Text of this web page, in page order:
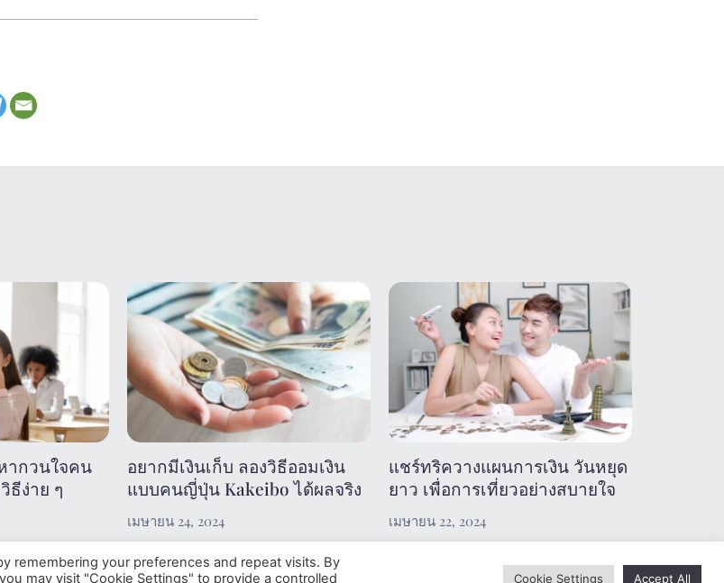
ากวนใจคน
ธีง่าย ๆ
อยากมีเงินเก็บ ลองวิธีออมเงิน
แบบคนญี่ปุ่น Kakeibo ได้ผลจริง
เมษายน 24, 2024
แชร์ทริควางแผนการเงิน วันหยุด
ยาว เพื่อการเที่ยวอย่างสบายใจ
เมษายน 22, 2024
remembering your preferences and repeat visits. By
may visit "Cookie Settings" to provide a controlled
Cookie Settings Accept All